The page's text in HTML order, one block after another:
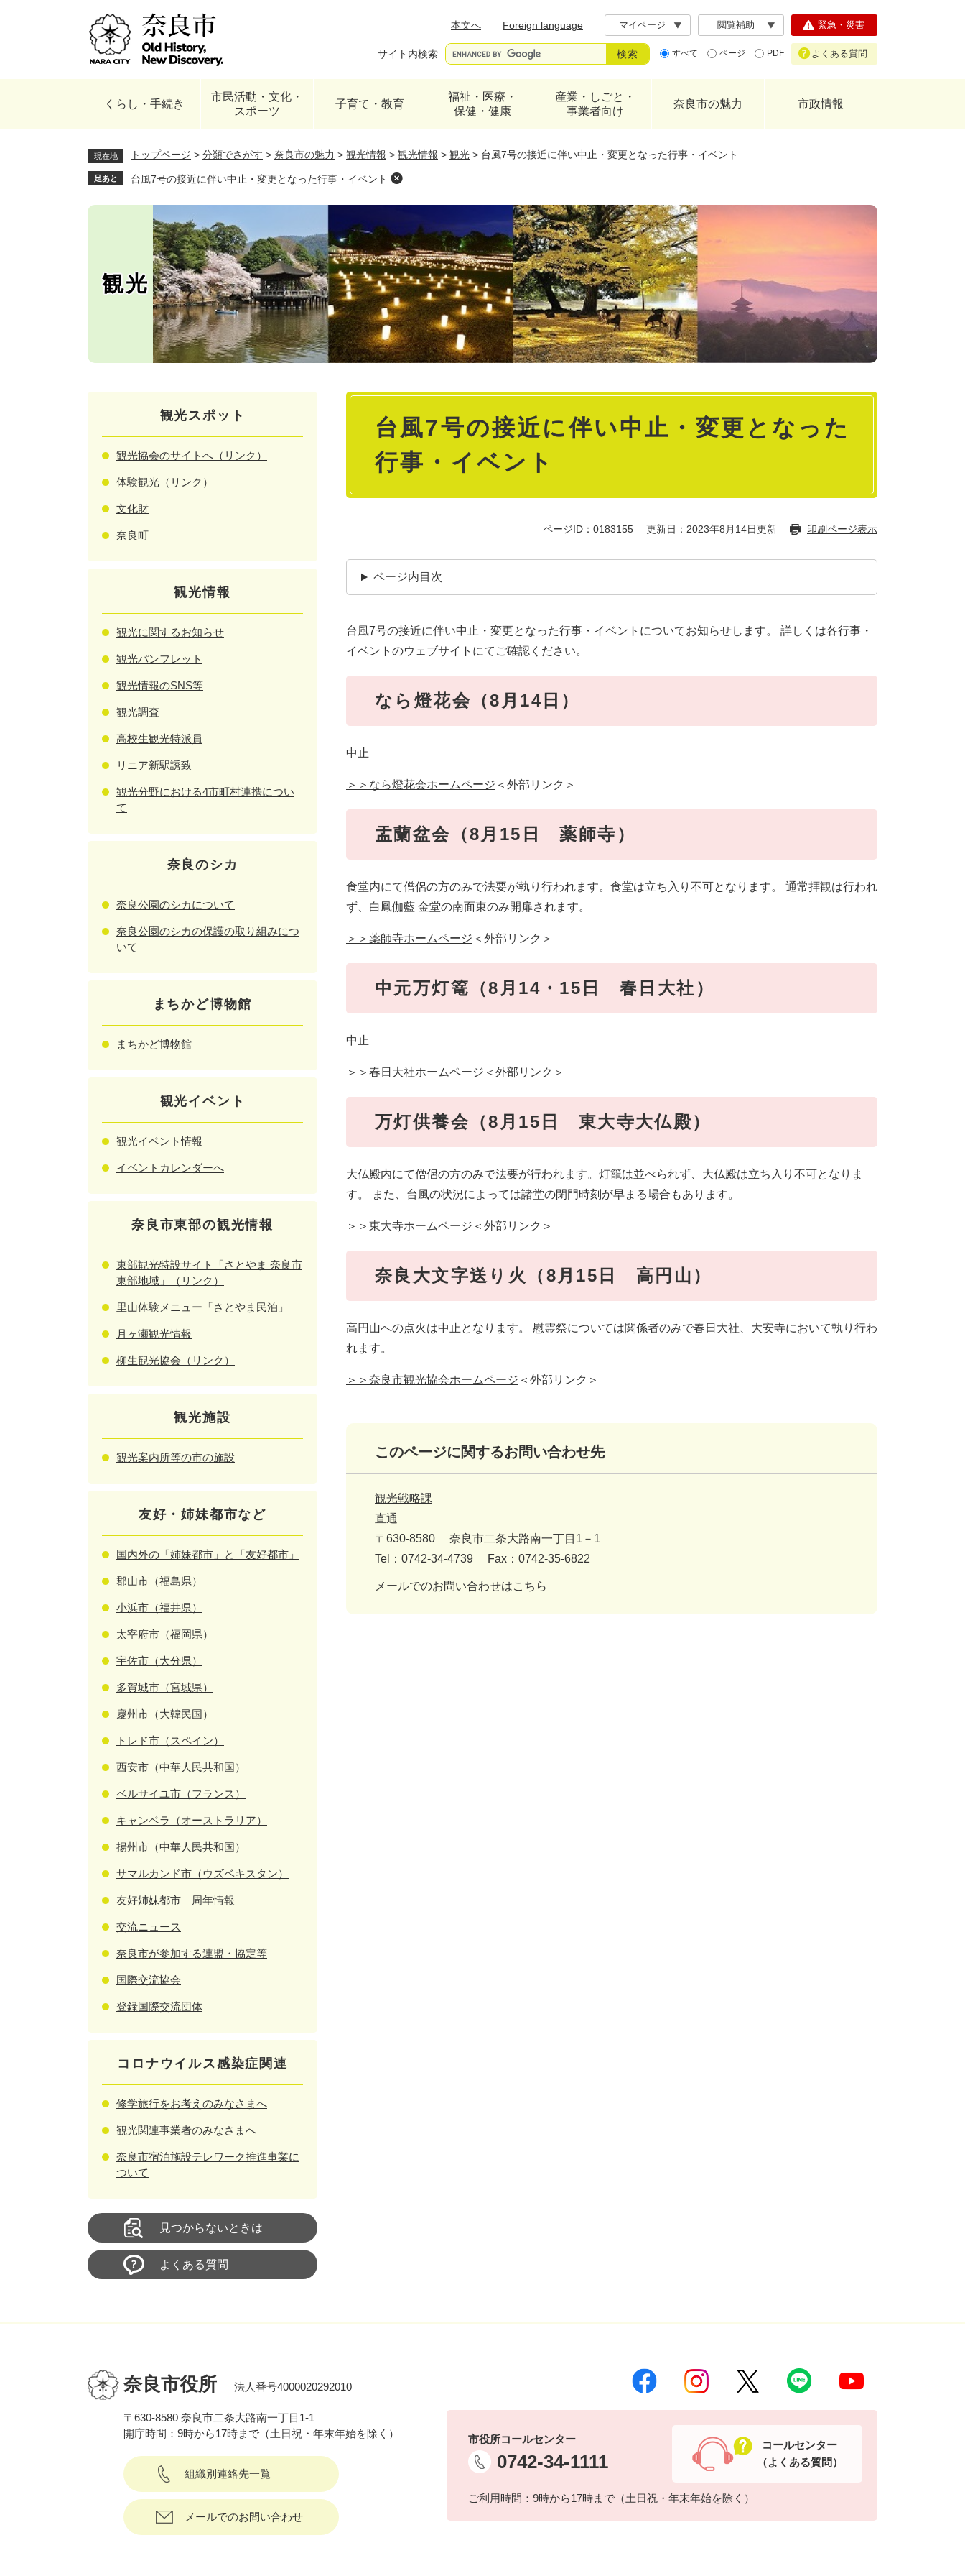
本文へ
Foreign language マイページ 閲覧補助
サイト内検索 すべて ページ PDF
緊急・災害
よくある質問
くらし・手続き
市民活動・文化・
スポーツ
子育て・教育
福祉・医療・
保健・健康
産業・しごと・
事業者向け
奈良市の魅力 市政情報
現在地 トップページ > 分類でさがす > 奈良市の魅力 > 観光情報 > 観光情報 > 観光 > 台風7号の接近に伴い中止・変更となった行事・イベント
足あと 台風7号の接近に伴い中止・変更となった行事・イベント
観光
本
台風7号の接近に伴い中止・変更となった
行事・イベント
ページID：0183155 更新日：2023年8月14日更新 印刷ページ表示
ページ内目次
台風7号の接近に伴い中止・変更となった行事・イベントについてお知らせします。 詳しくは各行事・
イベントのウェブサイトにてご確認ください。
なら燈花会（8月14日）
中止
＞＞なら燈花会ホームページ ＜外部リンク＞
盂蘭盆会（8月15日 薬師寺）
食堂内にて僧侶の方のみで法要が執り行われます。食堂は立ち入り不可となります。 通常拝観は行われ
ず、白鳳伽藍 金堂の南面東のみ開扉されます。
＞＞薬師寺ホームページ ＜外部リンク＞
中元万灯篭（8月14・15日 春日大社）
中止
＞＞春日大社ホームページ ＜外部リンク＞
万灯供養会（8月15日 東大寺大仏殿）
大仏殿内にて僧侶の方のみで法要が行われます。灯籠は並べられず、大仏殿は立ち入り不可となりま
す。 また、台風の状況によっては諸堂の閉門時刻が早まる場合もあります。
＞＞東大寺ホームページ ＜外部リンク＞
奈良大文字送り火（8月15日 高円山）
高円山への点火は中止となります。 慰霊祭については関係者のみで春日大社、大安寺において執り行わ
れます。
＞＞奈良市観光協会ホームページ ＜外部リンク＞
このページに関するお問い合わせ先
観光戦略課
直通
〒630-8580
奈良市二条大路南一丁目1－1
Tel：0742-34-4739
Fax：0742-35-6822
メールでのお問い合わせはこちら
観光スポット
観光協会のサイトへ（リンク）
体験観光（リンク）
文化財
奈良町
観光情報
観光に関するお知らせ
観光パンフレット
観光情報のSNS等
観光調査
高校生観光特派員
リニア新駅誘致
観光分野における4市町村連携につい
て
奈良のシカ
奈良公園のシカについて
奈良公園のシカの保護の取り組みにつ
いて
まちかど博物館
まちかど博物館
観光イベント
観光イベント情報
イベントカレンダーへ
奈良市東部の観光情報
東部観光特設サイト「さとやま 奈良市
東部地域」（リンク）
里山体験メニュー「さとやま民泊」
月ヶ瀬観光情報
柳生観光協会（リンク）
観光施設
観光案内所等の市の施設
友好・姉妹都市など
国内外の「姉妹都市」と「友好都市」
郡山市（福島県）
小浜市（福井県）
太宰府市（福岡県）
宇佐市（大分県）
多賀城市（宮城県）
慶州市（大韓民国）
トレド市（スペイン）
西安市（中華人民共和国）
ベルサイユ市（フランス）
キャンベラ（オーストラリア）
揚州市（中華人民共和国）
サマルカンド市（ウズベキスタン）
友好姉妹都市 周年情報
交流ニュース
奈良市が参加する連盟・協定等
国際交流協会
登録国際交流団体
コロナウイルス感染症関連
修学旅行をお考えのみなさまへ
観光関連事業者のみなさまへ
奈良市宿泊施設テレワーク推進事業に
ついて
見つからないときは
よくある質問
奈良市役所 法人番号4000020292010
〒630-8580 奈良市二条大路南一丁目1-1
開庁時間：9時から17時まで（土日祝・年末年始を除く）
組織別連絡先一覧
メールでのお問い合わせ
市役所コールセンター
0742-34-1111
ご利用時間：9時から17時まで（土日祝・年末年始を除く）
コールセンター
（よくある質問）